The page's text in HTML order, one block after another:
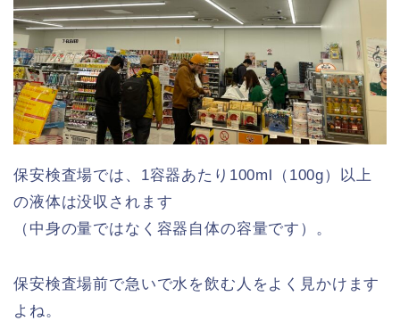
保安検査場では、1容器あたり100ml（100g）以上
の液体は没収されます
（中身の量ではなく容器自体の容量です）。
保安検査場前で急いで水を飲む人をよく見かけます
よね。